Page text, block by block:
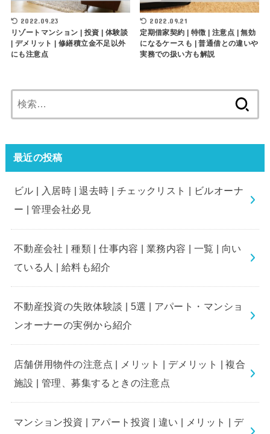
2022.09.23
リゾートマンション | 投資 | 体験談
| デメリット | 修繕積立金不足以外
にも注意点
2022.09.21
定期借家契約 | 特徴 | 注意点 | 無効
になるケースも | 普通借との違いや
実務での扱い方も解説
索:
最近の投稿
ビル | 入居時 | 退去時 | チェックリスト | ビルオーナ
ー | 管理会社必見
不動産会社 | 種類 | 仕事内容 | 業務内容 | 一覧 | 向い
ている人 | 給料も紹介
不動産投資の失敗体験談 | 5選 | アパート・マンショ
ンオーナーの実例から紹介
店舗併用物件の注意点 | メリット | デメリット | 複合
施設 | 管理、募集するときの注意点
マンション投資 | アパート投資 | 違い | メリット | デ